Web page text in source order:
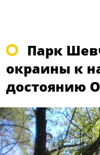
Парк
окраины к
достоянию